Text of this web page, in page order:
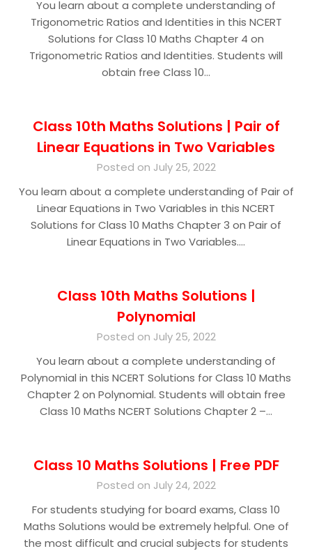
You learn about a complete understanding of
Trigonometric Ratios and Identities in this NCERT
Solutions for Class 10 Maths Chapter 4 on
Trigonometric Ratios and Identities. Students will
obtain free Class 10…
Class 10th Maths Solutions | Pair of
Linear Equations in Two Variables
Posted on July 25, 2022
You learn about a complete understanding of Pair of
Linear Equations in Two Variables in this NCERT
Solutions for Class 10 Maths Chapter 3 on Pair of
Linear Equations in Two Variables….
Class 10th Maths Solutions |
Polynomial
Posted on July 25, 2022
You learn about a complete understanding of
Polynomial in this NCERT Solutions for Class 10 Maths
Chapter 2 on Polynomial. Students will obtain free
Class 10 Maths NCERT Solutions Chapter 2 –…
Class 10 Maths Solutions | Free PDF
Posted on July 24, 2022
For students studying for board exams, Class 10
Maths Solutions would be extremely helpful. One of
the most difficult and crucial subjects for students